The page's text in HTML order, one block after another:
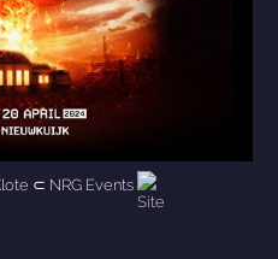
⊂ NRG Events